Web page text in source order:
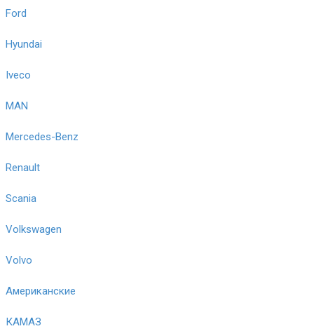
Ford
Hyundai
Iveco
MAN
Mercedes-Benz
Renault
Scania
Volkswagen
Volvo
Американские
КАМАЗ